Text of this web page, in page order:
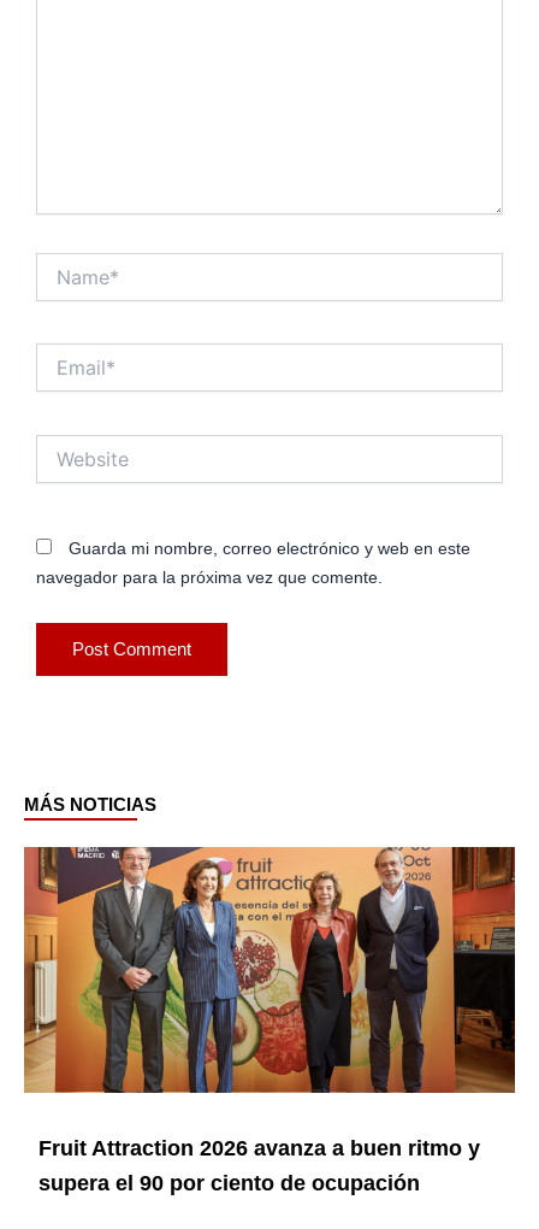
Guarda mi nombre, correo electrónico y web en este
navegador para la próxima vez que comente.
MÁS NOTICIAS
Fruit Attraction 2026 avanza a buen ritmo y
supera el 90 por ciento de ocupación
PagePagePagePage Page